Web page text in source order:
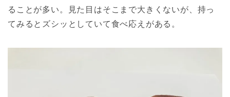
ることが多い。見た目はそこまで大きくないが、持っ
てみるとズシッとしていて食べ応えがある。